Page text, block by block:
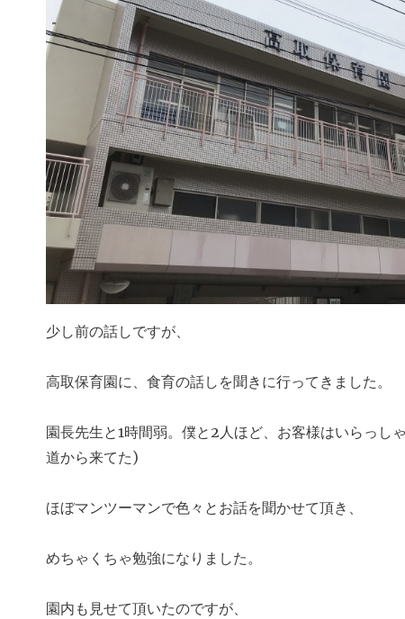
少し前の話しですが、
高取保育園に、食育の話しを聞きに行ってきました。
園長先生と1時間弱。僕と2人ほど、お客様はいらっし
道から来てた)
ほぼマンツーマンで色々とお話を聞かせて頂き、
めちゃくちゃ勉強になりました。
園内も見せて頂いたのですが、